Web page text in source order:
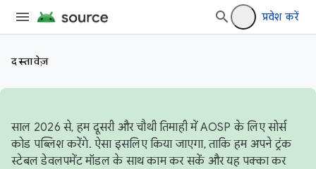
प्रवेश करें
दस्तावेज़
साल 2026 से, हम दूसरी और चौथी तिमाही में AOSP के लिए सोर्स
कोड पब्लिश करेंगे. ऐसा इसलिए किया जाएगा, ताकि हम अपने ट्रंक
स्टेबल डेवलपमेंट मॉडल के साथ काम कर सकें और यह पक्का कर